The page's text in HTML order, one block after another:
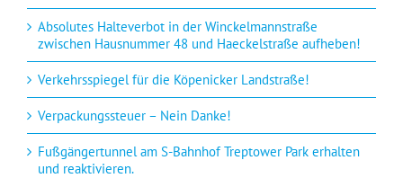
Absolutes Halteverbot in der Winckelmannstraße
zwischen Hausnummer 48 und Haeckelstraße aufheben!
Verkehrsspiegel für die Köpenicker Landstraße!
Verpackungssteuer – Nein Danke!
Fußgängertunnel am S-Bahnhof Treptower Park erhalten
und reaktivieren.